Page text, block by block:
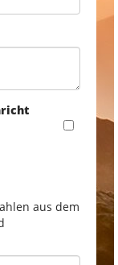
aus dem